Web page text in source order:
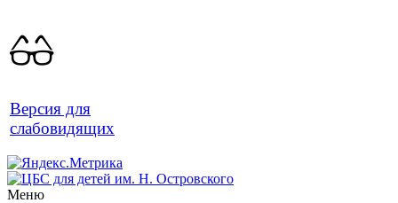
Версия для
слабовидящих
Меню